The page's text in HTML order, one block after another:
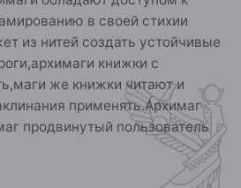
в своей стихии
из нитей создать устойчивые
книжки с
же книжки читают и
применять.Архимаг
продвинутый пользователь